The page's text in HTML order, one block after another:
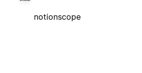
notionscope